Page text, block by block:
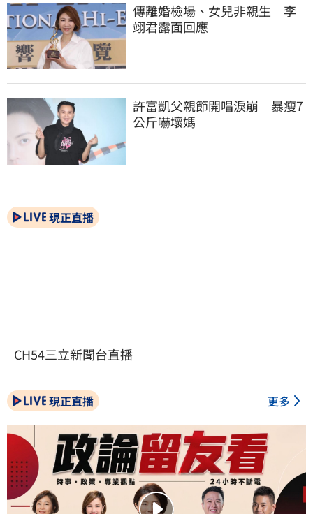
傳離婚檢場、女兒非親生　李
翊君露面回應
許富凱父親節開唱淚崩　暴瘦7
公斤嚇壞媽
現正直播
CH54三立新聞台直播
現正直播 更多